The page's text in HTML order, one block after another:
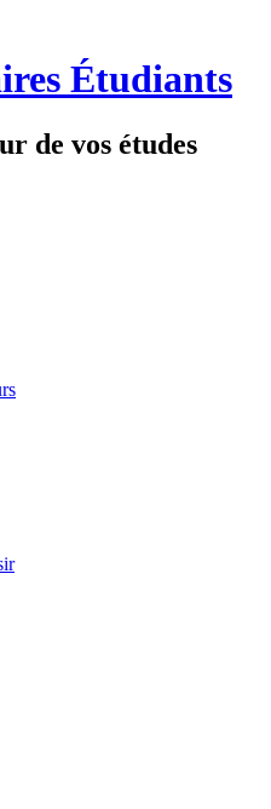
Étudiants
de vos études